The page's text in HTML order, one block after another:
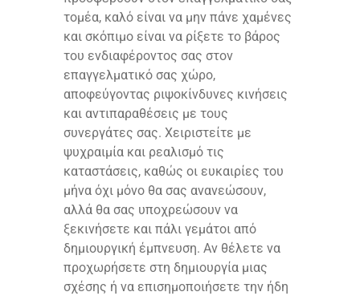
τομέα, καλό είναι να μην πάνε χαμένες
και σκόπιμο είναι να ρίξετε το βάρος
του ενδιαφέροντος σας στον
επαγγελματικό σας χώρο,
αποφεύγοντας ριψοκίνδυνες κινήσεις
και αντιπαραθέσεις με τους
συνεργάτες σας. Χειριστείτε με
ψυχραιμία και ρεαλισμό τις
καταστάσεις, καθώς οι ευκαιρίες του
μήνα όχι μόνο θα σας ανανεώσουν,
αλλά θα σας υποχρεώσουν να
ξεκινήσετε και πάλι γεμάτοι από
δημιουργική έμπνευση. Αν θέλετε να
προχωρήσετε στη δημιουργία μιας
σχέσης ή να επισημοποιήσετε την ήδη